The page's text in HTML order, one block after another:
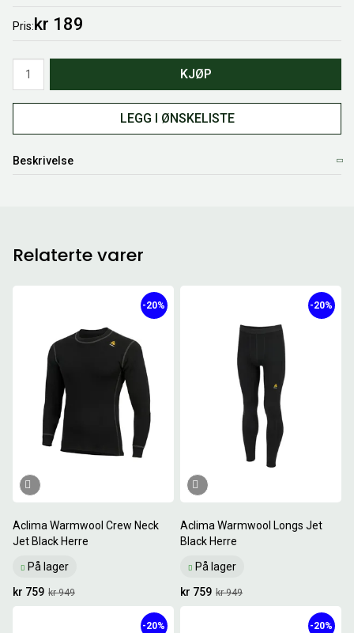
Pris kr 189
KJØP
LEGG I ØNSKELISTE
Beskrivelse
Relaterte varer
Aclima Warmwool Crew Neck
Jet Black Herre
På lager
-20%
kr 949
kr 759
Aclima Warmwool Longs Jet
Black Herre
På lager
-20%
kr 949
kr 759
-20% -20%